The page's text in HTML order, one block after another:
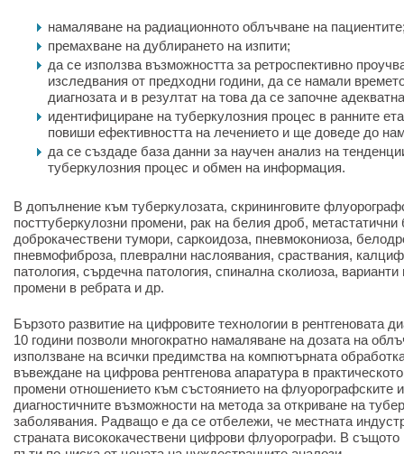
намаляване на радиационното облъчване на
премахване на дублирането на изпити;
да се използва възможността за ретроспективно
изследвания от предходни години, да се намали
диагнозата и в резултат на това да се започне
идентифициране на туберкулозния процес в ранните
повиши ефективността на лечението и ще доведе до
да се създаде база данни за научен анализ на
туберкулозния процес и обмен на информация.
В допълнение към туберкулозата, скрининговите
посттуберкулозни промени, рак на белия дроб,
доброкачествени тумори, саркоидоза, пневмокониоза,
пневмофиброза, плеврални наслоявания, сраствания,
патология, сърдечна патология, спинална сколиоза, варианти
промени в ребрата и др.
Бързото развитие на цифровите технологии в рентгеновата
10 години позволи многократно намаляване на дозата на
използване на всички предимства на компютърната
въвеждане на цифрова рентгенова апаратура в
промени отношението към състоянието на флуорографските
диагностичните възможности на метода за откриване на
заболявания. Радващо е да се отбележи, че местната
страната висококачествени цифрови флуорографи. В същото